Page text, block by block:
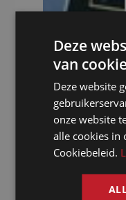
Deze
van
Deze website
onze website
alle cookies in
Cookiebeleid.